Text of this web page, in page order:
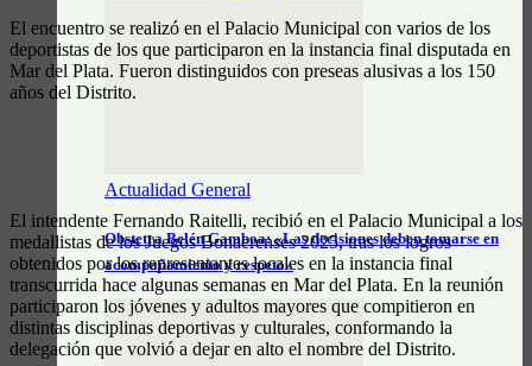
Actualidad General
Obstetra Belén Gamboa: «Las decisiones deben tomarse en
acompañamiento y respeto»
El encuentro se realizó en el Palacio Municipal con varios de los
deportistas de los que participaron en la instancia final disputada en
Mar del Plata. Fueron distinguidos con preseas alusivas a los 150
años del Distrito.
El intendente Fernando Raitelli, recibió en el Palacio Municipal a los
medallistas de los Juegos Bonaerenses 2025, tras los logros
obtenidos por los representantes locales en la instancia final
transcurrida hace algunas semanas en Mar del Plata. En la reunión
participaron los jóvenes y adultos mayores que compitieron en
distintas disciplinas deportivas y culturales, conformando la
delegación que volvió a dejar en alto el nombre del Distrito.